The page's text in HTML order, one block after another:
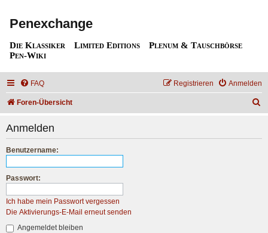
Penexchange
Die Klassiker Limited Editions
Plenum & Tauschbörse
Pen-Wiki
FAQ Anmelden
Registrieren
Foren-Übersicht
Anmelden
Benutzername:
Passwort:
Ich habe mein Passwort vergessen
Die Aktivierungs-E-Mail erneut senden
Angemeldet bleiben